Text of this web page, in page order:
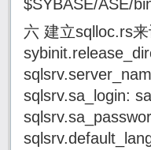
$SYBASE/ASE/
六 建立sqlloc.rs
sqlsrv.sa_login: sa